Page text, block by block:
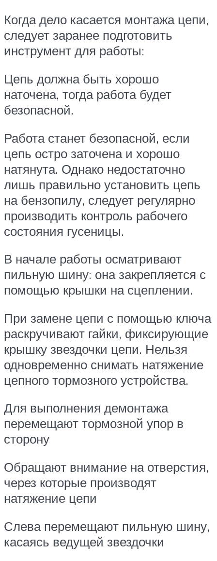
Когда дело касается монтажа цепи,
следует заранее подготовить
инструмент для работы:
Цепь должна быть хорошо
наточена, тогда работа будет
безопасной.
Работа станет безопасной, если
цепь остро заточена и хорошо
натянута. Однако недостаточно
лишь правильно установить цепь
на бензопилу, следует регулярно
производить контроль рабочего
состояния гусеницы.
В начале работы осматривают
пильную шину: она закрепляется с
помощью крышки на сцеплении.
При замене цепи с помощью ключа
раскручивают гайки, фиксирующие
крышку звездочки цепи. Нельзя
одновременно снимать натяжение
цепного тормозного устройства.
Для выполнения демонтажа
перемещают тормозной упор в
сторону
Обращают внимание на отверстия,
через которые производят
натяжение цепи
Слева перемещают пильную шину,
касаясь ведущей звездочки